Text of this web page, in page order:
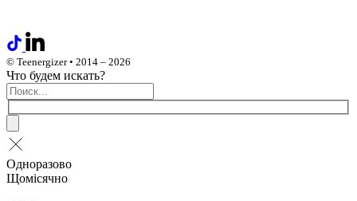
© Teenergizer • 2014 – 2026
Что будем искать?
Одноразово
Щомісячно